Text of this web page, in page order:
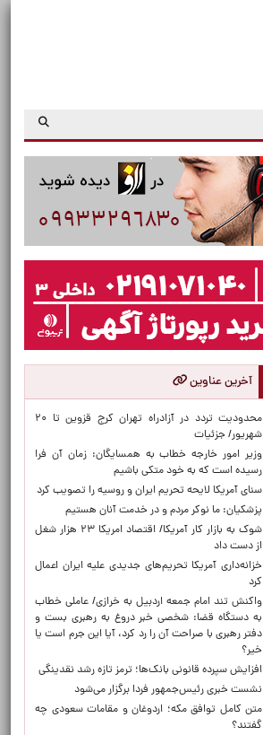
آخرین عناوین
محدودیت تردد در آزادراه تهران کرج قزوین تا ۲۰
شهریور/ جزئیات
وزیر امور خارجه خطاب به همسایگان: زمان آن فرا
رسیده است که به خود متکی باشیم
سنای آمریکا لایحه تحریم ایران و روسیه را تصویب کرد
پزشکیان: ما نوکر مردم و در خدمت آنان هستیم
شوک به بازار کار آمریکا/ اقتصاد امریکا ۲۳ هزار شغل
از دست داد
خزانه‌داری آمریکا تحریم‌های جدیدی علیه ایران اعمال
کرد
واکنش تند امام جمعه اردبیل به خرازی/ عاملی خطاب
به دستگاه قضا: شخصی خبر دروغ به رهبری بست و
دفتر رهبری با صراحت آن را رد کرد، آیا این جرم است یا
خیر؟
افزایش سپرده قانونی بانک‌ها؛ ترمز تازه رشد نقدینگی
نشست خبری رئیس‌جمهور فردا برگزار می‌شود
متن کامل توافق مکه؛ اردوغان و مقامات سعودی چه
گفتند؟